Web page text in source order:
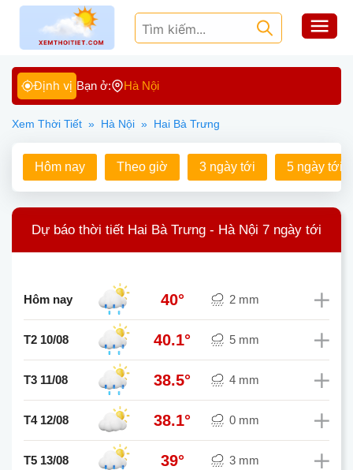
Định vị Bạn ở: Hà Nội
Xem Thời Tiết » Hà Nội » Hai Bà Trưng
Hôm nay Theo giờ 3 ngày tới 5 ngày tới
Dự báo thời tiết Hai Bà Trưng - Hà Nội 7 ngày tới
Hôm nay 40° 2 mm
T2 10/08 40.1° 5 mm
T3 11/08 38.5° 4 mm
T4 12/08 38.1° 0 mm
T5 13/08 39° 3 mm